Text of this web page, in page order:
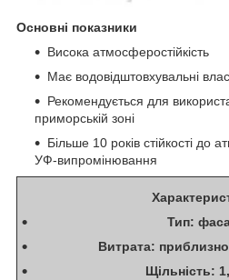
Основні показники
Висока атмосферостійкість
Має водовідштовхувальні
Рекомендується для
приморській зоні
Більше 10 років стійкості до
УФ-випромінювання
Тип:
Витрата:
Щільність: